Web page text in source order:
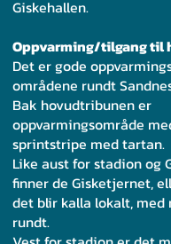
Giskehallen.
Oppvarming/tilgang til
Det er gode
områdene rundt
Bak hovudtribunen er
oppvarmingsområde
sprintstripe med tartan.
Like aust for stadion og
finner de Gisketjernet,
det blir kalla lokalt, med
rundt.